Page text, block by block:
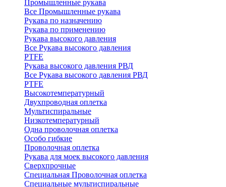
Промышленные рукава
Все Промышленные рукава
Рукава по назначению
Рукава по применению
Рукава высокого давления
Все Рукава высокого давления
PTFE
Рукава высокого давления РВД
Все Рукава высокого давления РВД
PTFE
Высокотемпературный
Двухпроводная оплетка
Мультиспиральные
Низкотемпературный
Одна проволочная оплетка
Особо гибкие
Проволочная оплетка
Рукава для моек высокого давления
Сверхпрочные
Специальная Проволочная оплетка
Специальные мультиспиральные